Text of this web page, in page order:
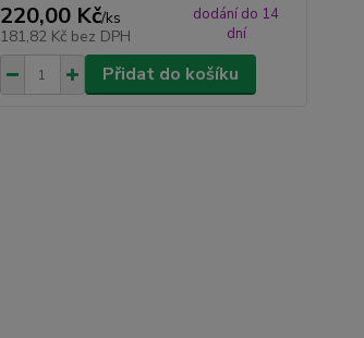
220,00 Kč/ks
181,82 Kč bez DPH
dodání do 14
dní
Přidat do košíku